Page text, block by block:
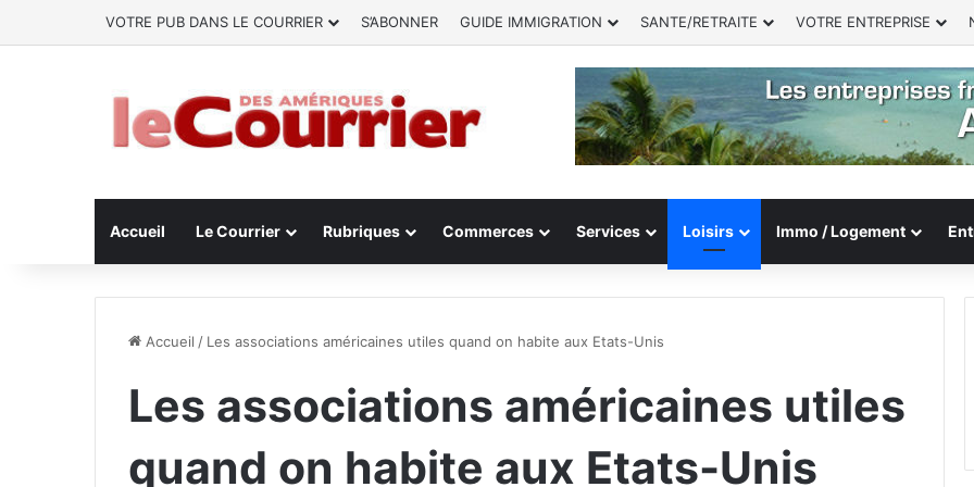
VOTRE PUB DANS LE COURRIER S’ABONNER GUIDE IMMIGRATION SANTE/RETRAITE VOTRE ENTREPRISE
Accueil Le Courrier Rubriques Commerces Services Loisirs Immo / Logement
Accueil / Les associations américaines utiles quand on habite aux Etats-Unis
Les associations américaines utiles
quand on habite aux Etats-Unis